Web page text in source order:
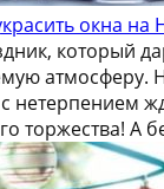
окна на
который
атмосферу.
нетерпением
торжества! А